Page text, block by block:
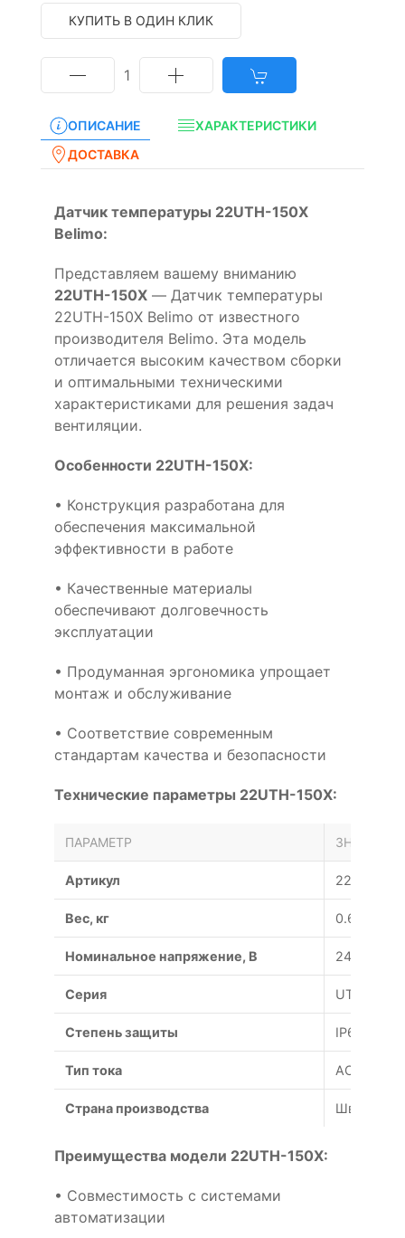
КУПИТЬ В ОДИН КЛИК
1
ОПИСАНИЕ
ХАРАКТЕРИСТИКИ
ДОСТАВКА
Датчик температуры 22UTH-150X
Belimo:
Представляем вашему вниманию
22UTH-150X — Датчик температуры
22UTH-150X Belimo от известного
производителя Belimo. Эта модель
отличается высоким качеством сборки
и оптимальными техническими
характеристиками для решения задач
вентиляции.
Особенности 22UTH-150X:
• Конструкция разработана для
обеспечения максимальной
эффективности в работе
• Качественные материалы
обеспечивают долговечность
эксплуатации
• Продуманная эргономика упрощает
монтаж и обслуживание
• Соответствие современным
стандартам качества и безопасности
Технические параметры 22UTH-150X:
ПАРАМЕТР ЗНАЧЕНИЕ
Артикул 22UTH-
Вес, кг 0.67
Номинальное напряжение, В 24
Серия UTH
Степень защиты IP65
Тип тока AC/DC
Страна производства
Преимущества модели 22UTH-150X:
• Совместимость с системами
автоматизации